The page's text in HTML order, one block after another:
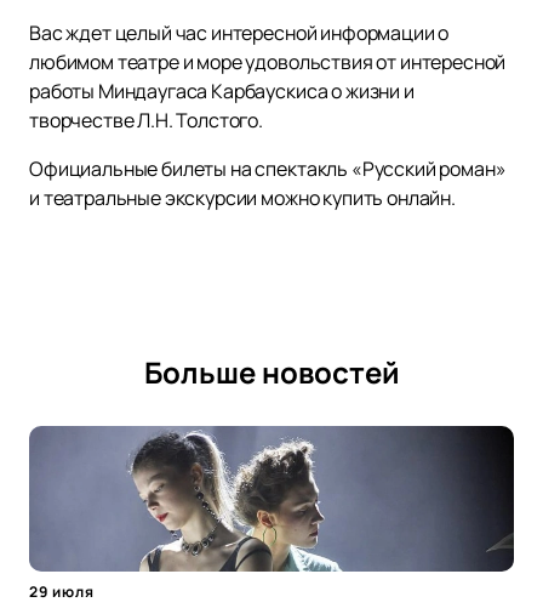
Вас ждет целый час интересной информации о
любимом театре и море удовольствия от интересной
работы Миндаугаса Карбаускиса о жизни и
творчестве Л.Н. Толстого.
Официальные билеты на спектакль «Русский роман»
и театральные экскурсии можно купить онлайн.
Больше новостей
29 июля